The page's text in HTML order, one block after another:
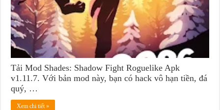
Tải Mod Shades: Shadow Fight Roguelike Apk
v1.11.7. Với bản mod này, bạn có hack vô hạn tiền, đá
quý, …
Xem chi tiết »